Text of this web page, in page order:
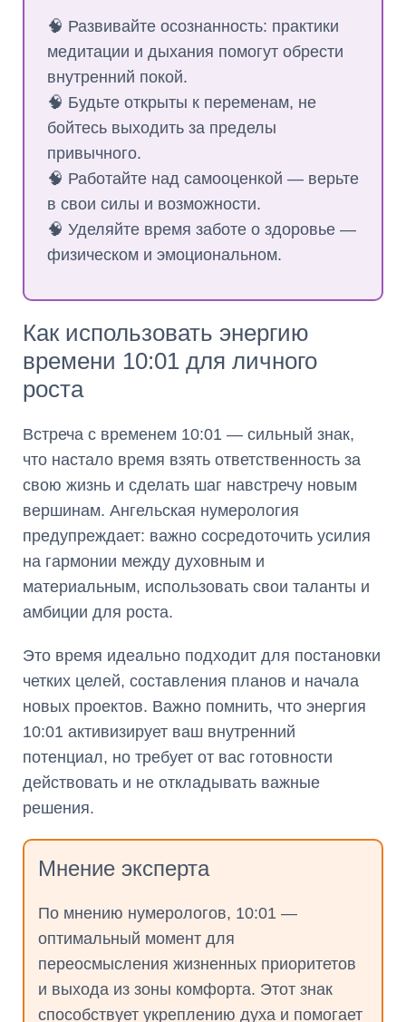
🧠 Развивайте осознанность: практики
медитации и дыхания помогут обрести
внутренний покой.
🧠 Будьте открыты к переменам, не
бойтесь выходить за пределы
привычного.
🧠 Работайте над самооценкой — верьте
в свои силы и возможности.
🧠 Уделяйте время заботе о здоровье —
физическом и эмоциональном.
Как использовать энергию
времени 10:01 для личного
роста
Встреча с временем 10:01 — сильный знак,
что настало время взять ответственность за
свою жизнь и сделать шаг навстречу новым
вершинам. Ангельская нумерология
предупреждает: важно сосредоточить усилия
на гармонии между духовным и
материальным, использовать свои таланты и
амбиции для роста.
Это время идеально подходит для постановки
четких целей, составления планов и начала
новых проектов. Важно помнить, что энергия
10:01 активизирует ваш внутренний
потенциал, но требует от вас готовности
действовать и не откладывать важные
решения.
Мнение эксперта
По мнению нумерологов, 10:01 —
оптимальный момент для
переосмысления жизненных приоритетов
и выхода из зоны комфорта. Этот знак
способствует укреплению духа и помогает